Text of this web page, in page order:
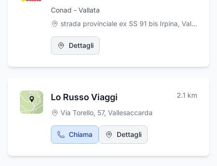
Conad - Vallata
strada provinciale ex SS 91 bis Irpina, Vallata
Dettagli
Lo Russo Viaggi 2.1 km
Via Torello, 57, Vallesaccarda
Chiama Dettagli